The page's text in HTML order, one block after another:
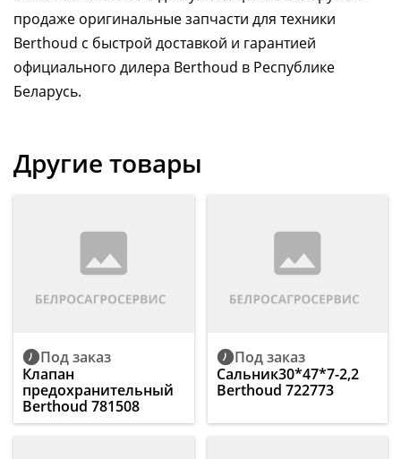
продаже оригинальные запчасти для техники
Berthoud с быстрой доставкой и гарантией
официального дилера Berthoud в Республике
Беларусь.
Другие товары
Под заказ
Клапан
предохранительный
Berthoud 781508
Под заказ
Сальник30*47*7-2,2
Berthoud 722773